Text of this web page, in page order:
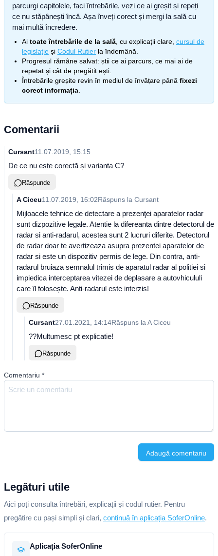
parcurgi capitolele, faci întrebările, vezi ce ai greșit și repeți
ce nu stăpânești încă. Așa înveți corect și mergi la sală cu
mai multă încredere.
Ai toate întrebările de la sală , cu explicații clare, cursul de
legislație și Codul Rutier la îndemână.
Progresul rămâne salvat: știi ce ai parcurs, ce mai ai de
repetat și cât de pregătit ești.
Întrebările greșite revin în mediul de învățare până fixezi
corect informația
Comentarii
Cursant11.07.2019, 15:15
De ce nu este corectă și varianta C?
Răspunde
A Ciceu11.07.2019, 16:02Răspuns la Cursant
Mijloacele tehnice de detectare a prezenţei aparatelor radar
sunt dizpozitive legale. Atentie la difereanta dintre detectorul de
radar si anti-radarul, acestea sunt 2 lucruri diferite. Detectorul
de radar doar te avertizeaza asupra prezentei aparatelor de
radar si este un dispozitiv permis de lege. Din contra, anti-
radarul bruiaza semnalul trimis de aparatul radar al politiei si
impiedica interceptarea vitezei de deplasare a autovhicululi
care îl folosește. Anti-radarul este interzis!
Răspunde
Cursant27.01.2021, 14:14Răspuns la A Ciceu
??Multumesc pt explicatie!
Răspunde
Comentariu *
Adaugă comentariu
Legături utile
Aici poți consulta întrebări, explicații și codul rutier. Pentru
pregătire cu pași simpli și clari, continuă în aplicația SoferOnline.
Aplicația SoferOnline